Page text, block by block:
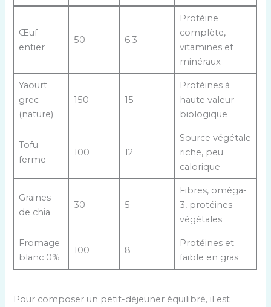
Œuf
entier
50 6.3
Protéine
complète,
vitamines et
minéraux
Yaourt
grec
(nature)
150 15
Protéines à
haute valeur
biologique
Tofu
ferme
100 12
Source végétale
riche, peu
calorique
Graines
de chia
30 5
Fibres, oméga-
3, protéines
végétales
Fromage
blanc 0%
100 8
Protéines et
faible en gras
Pour composer un petit-déjeuner équilibré, il est